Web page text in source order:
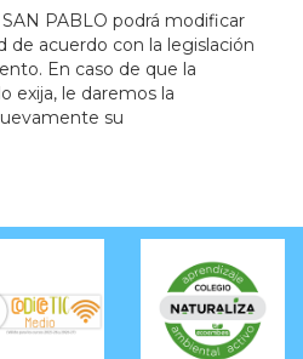
PABLO podrá modificar
de acuerdo con la legislación
En caso de que la
exija, le daremos la
su